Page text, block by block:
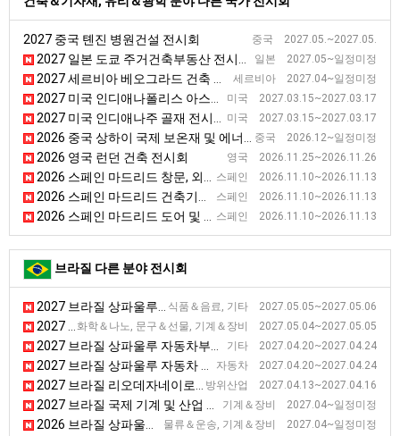
중국 2027.05.~2027.05.
2027 중국 톈진 병원건설 전시회
일본 2027.05~일정미정
2027 일본 도쿄 주거건축부동산 전시회 [BREX]
세르비아 2027.04~일정미정
2027 세르비아 베오그라드 건축 전시회 [SEEBBE]
미국 2027.03.15~2027.03.17
2027 미국 인디애나폴리스 아스팔트 전시회 [WOA]
미국 2027.03.15~2027.03.17
2027 미국 인디애나주 골재 전시회 [AGG1]
중국 2026.12~일정미정
2026 중국 상하이 국제 보온재 및 에너지 절약 기술 전시회 [TIM EXPO]
영국 2026.11.25~2026.11.26
2026 영국 런던 건축 전시회
스페인 2026.11.10~2026.11.13
2026 스페인 마드리드 창문, 외벽 전시회 [VETECO]
스페인 2026.11.10~2026.11.13
2026 스페인 마드리드 건축기술 전시회 [CONSTRUTEC]
스페인 2026.11.10~2026.11.13
2026 스페인 마드리드 도어 및 자동화 전시회 [SMART DOORS]
브라질 다른 분야 전시회
식품＆음료, 기타 2027.05.05~2027.05.06
2027 브라질 상파울루 맥주산업 전시회 [ForBeer]
화학＆나노, 문구＆선물, 기계＆장비 2027.05.04~2027.05.05
2027 브라질 상파울루 플렉소 그래픽, 인쇄, 라벨 및 태그 전시회 [FLEXO & LABELS]
기타 2027.04.20~2027.04.24
2027 브라질 상파울루 자동차부품 전시회
자동차 2027.04.20~2027.04.24
2027 브라질 상파울루 자동차 부품, 장비 및 서비스 전시회 [Autoparts]
방위산업 2027.04.13~2027.04.16
2027 브라질 리오데자네이로 항공우주, 방위 전시회 [LAAD Defence & Security]
기계＆장비 2027.04~일정미정
2027 브라질 국제 기계 및 산업 자동화 박람회 [Autocom]
물류＆운송, 기계＆장비 2027.04~일정미정
2026 브라질 상파울루 철도 산업 전시회 [NT Expo]